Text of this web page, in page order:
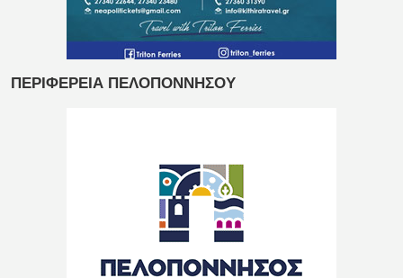
ΠΕΡΙΦΕΡΕΙΑ ΠΕΛΟΠΟΝΝΗΣΟΥ